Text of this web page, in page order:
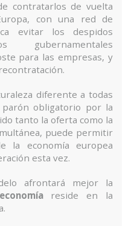
contratarlos de vuelta
con una red de
evitar los despidos
gubernamentales
para las empresas, y
diferente a todas
obligatorio por la
tanto la oferta como la
puede permitir
la economía europea
esta vez.
afrontará mejor la
economía reside en la